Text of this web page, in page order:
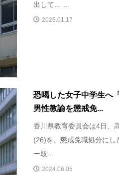
出して… ...
2026.01.17
恐喝した女子中学生へ
男性教諭を懲戒免...
香川県教育委員会は4日、
(26)を、懲戒免職処分にし
ー取...
2024.06.05